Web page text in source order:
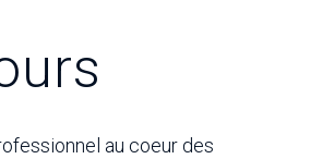
au coeur des